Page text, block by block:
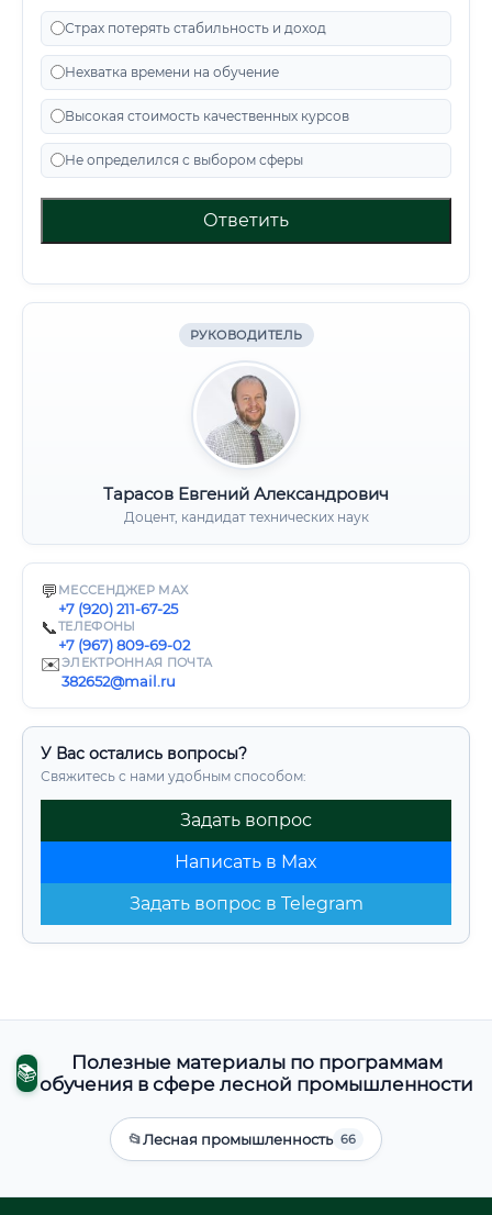
Страх потерять стабильность и доход
Нехватка времени на обучение
Высокая стоимость качественных курсов
Не определился с выбором сферы
Ответить
РУКОВОДИТЕЛЬ
Тарасов Евгений Александрович
Доцент, кандидат технических наук
💬 МЕССЕНДЖЕР MAX
+7 (920) 211-67-25
📞ТЕЛЕФОНЫ
+7 (967) 809-69-02
✉️ЭЛЕКТРОННАЯ ПОЧТА
382652@mail.ru
У Вас остались вопросы?
Свяжитесь с нами удобным способом:
Задать вопрос
Написать в Max
Задать вопрос в Telegram
📚
Полезные материалы по программам
обучения в сфере лесной промышленности
📂Лесная промышленность 66